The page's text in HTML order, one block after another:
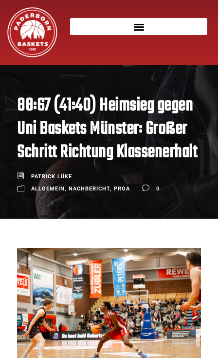
88:67 (41:40) Heimsieg gegen
Uni Baskets Münster: Großer
Schritt Richtung Klassenerhalt
PATRICK LÜKE
ALLGEMEIN , NACHBERICHT, PROA 0